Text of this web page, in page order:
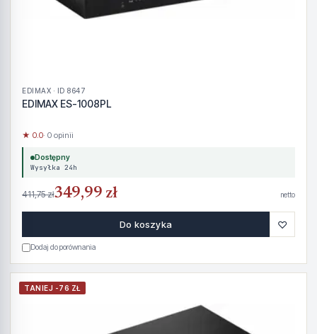
EDIMAX · ID 8647
EDIMAX ES-1008PL
★ 0.0· 0 opinii
Dostępny
Wysyłka 24h
411,75 zł349,99 zł netto
Do koszyka ♡
Dodaj do porównania
TANIEJ -76 ZŁ